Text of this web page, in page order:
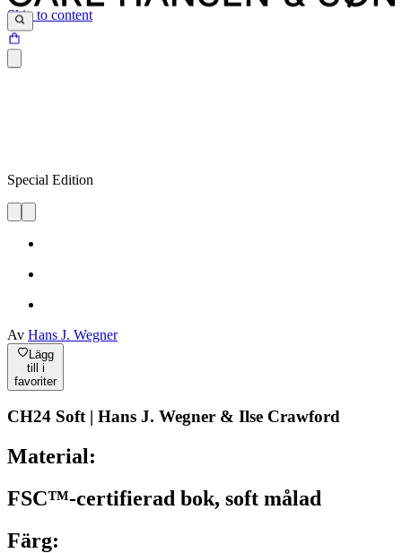
Skip to content
Special Edition
Av Hans J. Wegner
Lägg
till i
favoriter
CH24 Soft | Hans J. Wegner & Ilse Crawford
Material:
FSC™-certifierad bok, soft målad
Färg: